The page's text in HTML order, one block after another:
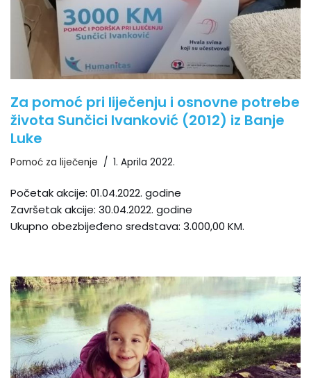
Za pomoć pri liječenju i osnovne potrebe
života Sunčici Ivanković (2012) iz Banje
Luke
Pomoć za liječenje 1. Aprila 2022.
Početak akcije: 01.04.2022. godine
Završetak akcije: 30.04.2022. godine
Ukupno obezbijeđeno sredstava: 3.000,00 KM.